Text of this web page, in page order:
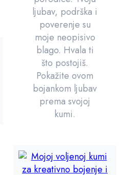
ljubav, podrška i
poverenje su
moje neopisivo
blago. Hvala ti
što postojiš.
Pokažite ovom
bojankom ljubav
prema svojoj
kumi.